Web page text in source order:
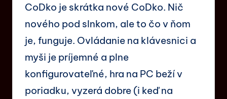
CoDko je skrátka nové CoDko. Nič
nového pod slnkom, ale to čo v ňom
je, funguje. Ovládanie na klávesnici a
myši je príjemné a plne
konfigurovateľné, hra na PC beží v
poriadku, vyzerá dobre (i keď na